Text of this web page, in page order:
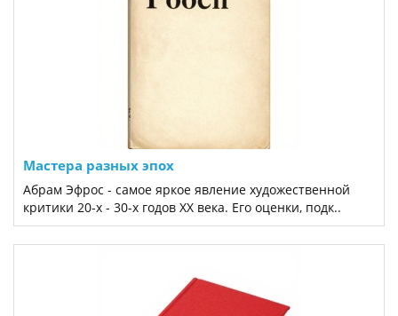
Мастера разных эпох
Абрам Эфрос - самое яркое явление художественной
критики 20-х - 30-х годов XX века. Его оценки, подк..